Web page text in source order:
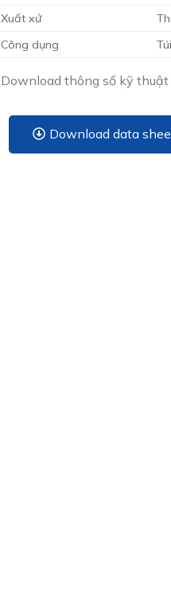
Xuất xứ
Công dụng
Download thông số kỹ thuật
Download data